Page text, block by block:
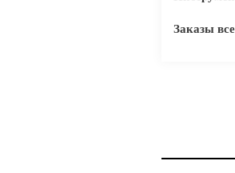
Заказы